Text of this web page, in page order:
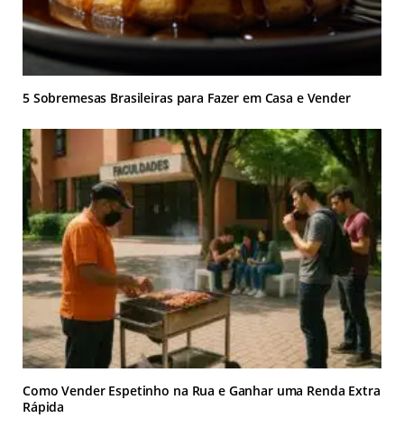
5 Sobremesas Brasileiras para Fazer em Casa e Vender
Como Vender Espetinho na Rua e Ganhar uma Renda Extra
Rápida